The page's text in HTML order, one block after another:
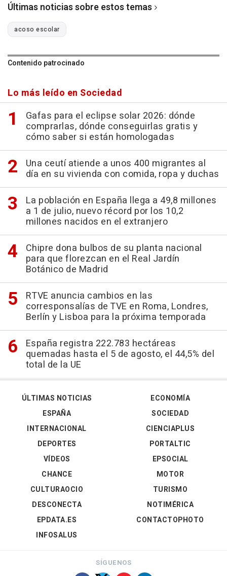
Últimas noticias sobre estos temas
acoso escolar
Contenido patrocinado
Lo más leído en Sociedad
Gafas para el eclipse solar 2026: dónde
comprarlas, dónde conseguirlas gratis y
cómo saber si están homologadas
Una ceutí atiende a unos 400 migrantes al
día en su vivienda con comida, ropa y duchas
La población en España llega a 49,8 millones
a 1 de julio, nuevo récord por los 10,2
millones nacidos en el extranjero
Chipre dona bulbos de su planta nacional
para que florezcan en el Real Jardín
Botánico de Madrid
RTVE anuncia cambios en las
corresponsalías de TVE en Roma, Londres,
Berlín y Lisboa para la próxima temporada
España registra 222.783 hectáreas
quemadas hasta el 5 de agosto, el 44,5% del
total de la UE
ÚLTIMAS NOTICIAS
ESPAÑA
INTERNACIONAL
DEPORTES
VÍDEOS
ECONOMÍA
SOCIEDAD
CIENCIAPLUS
PORTALTIC
EPSOCIAL
CHANCE
CULTURAOCIO
DESCONECTA
EPDATA.ES
INFOSALUS
MOTOR
TURISMO
NOTIMÉRICA
CONTACTOPHOTO
SÍGUENOS